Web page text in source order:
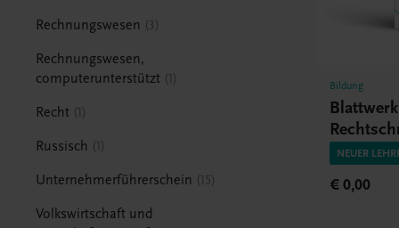
Rechnungswesen 3
Rechnungswesen,
computerunterstützt 1
Recht 1
Russisch 1
Unternehmerführerschein 15
Volkswirtschaft und
Bildung
HAK/
NEUER
€ 0,00